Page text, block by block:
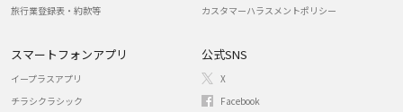
旅行業登録表・約款等
カスタマーハラスメントポリシー
スマートフォンアプリ
イープラスアプリ
チラシクラシック
公式SNS
X
Facebook